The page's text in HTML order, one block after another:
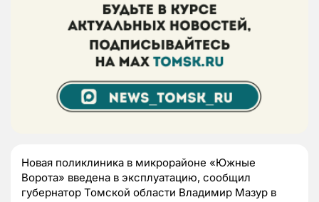
Новая поликлиника в микрорайоне «Южные
Ворота» введена в эксплуатацию, сообщил
губернатор Томской области Владимир Мазур в